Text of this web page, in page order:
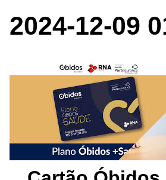
2024-12-09